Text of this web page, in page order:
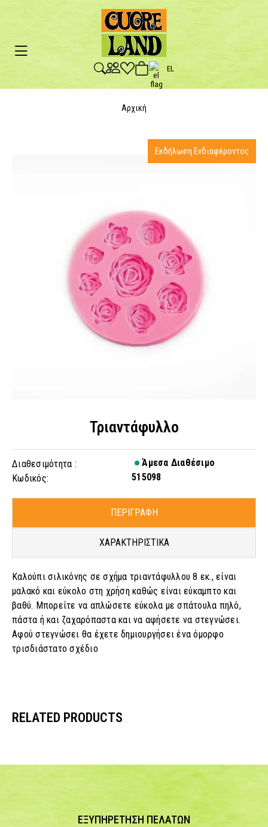
EL
Αρχική
Τριαντάφυλλο
Διαθεσιμότητα :
Άμεσα Διαθέσιμο
Κωδικός:
515098
ΠΕΡΙΓΡΑΦΗ
ΧΑΡΑΚΤΗΡΙΣΤΙΚΑ
Καλούπι σιλικόνης σε σχήμα τριαντάφυλλου 8 εκ., είναι
μαλακό και εύκολο στη χρήση καθώς είναι εύκαμπτο και
βαθύ. Μπορείτε να απλώσετε εύκολα με σπάτουλα πηλό,
πάστα ή και ζαχαρόπαστα και να αφήσετε να στεγνώσει.
Αφού στεγνώσει θα έχετε δημιουργήσει ένα όμορφο
τρισδιάστατο σχέδιο
Εκδήλωση Ενδιαφέροντος
RELATED PRODUCTS
ΕΞΥΠΗΡΕΤΗΣΗ ΠΕΛΑΤΩΝ